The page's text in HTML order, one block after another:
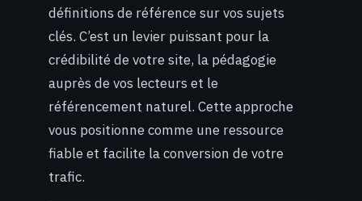
définitions de référence sur vos sujets
clés. C’est un levier puissant pour la
crédibilité de votre site, la pédagogie
auprès de vos lecteurs et le
référencement naturel. Cette approche
vous positionne comme une ressource
fiable et facilite la conversion de votre
trafic.